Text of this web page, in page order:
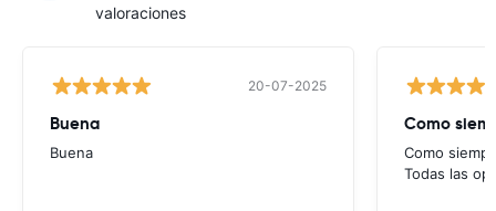
valoraciones
20-07-2025
Buena
Buena
Como
Como
Todas las